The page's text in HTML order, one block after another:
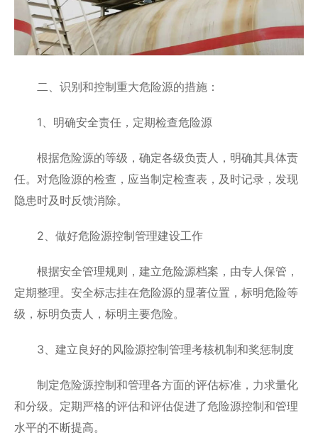
二、识别和控制重大危险源的措施：
1、明确安全责任，定期检查危险源
根据危险源的等级，确定各级负责人，明确其具体责
任。对危险源的检查，应当制定检查表，及时记录，发现
隐患时及时反馈消除。
2、做好危险源控制管理建设工作
根据安全管理规则，建立危险源档案，由专人保管，
定期整理。安全标志挂在危险源的显著位置，标明危险等
级，标明负责人，标明主要危险。
3、建立良好的风险源控制管理考核机制和奖惩制度
制定危险源控制和管理各方面的评估标准，力求量化
和分级。定期严格的评估和评估促进了危险源控制和管理
水平的不断提高。